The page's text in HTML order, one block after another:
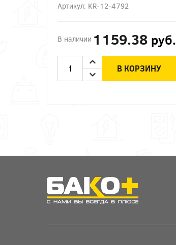
Артикул: KR-12-4792
В наличии 1159.38 руб.
В КОРЗИНУ